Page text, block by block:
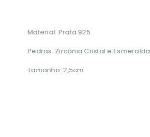
Material: Prata 925
Pedras: Zircônia Cristal e Esmeralda
Tamanho: 2,5cm